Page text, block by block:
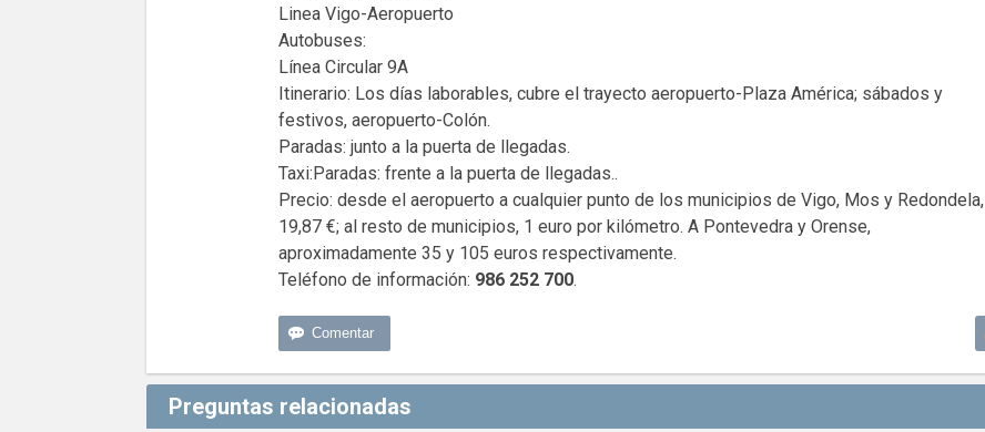
Linea Vigo-Aeropuerto
Autobuses:
Línea Circular 9A
Itinerario: Los días laborables, cubre el trayecto aeropuerto-Plaza América; sábados y
festivos, aeropuerto-Colón.
Paradas: junto a la puerta de llegadas.
Taxi:Paradas: frente a la puerta de llegadas..
Precio: desde el aeropuerto a cualquier punto de los municipios de Vigo, Mos y Redondela,
19,87 €; al resto de municipios, 1 euro por kilómetro. A Pontevedra y Orense,
aproximadamente 35 y 105 euros respectivamente.
Teléfono de información: 986 252 700.
Preguntas relacionadas